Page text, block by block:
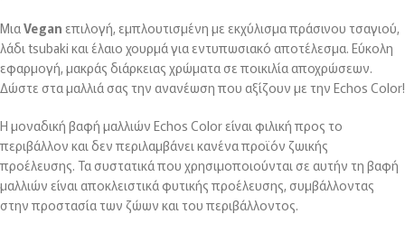
ΜιαVegan επιλογή, εμπλουτισμένη με εκχύλισμα πράσινου τσαγιού,
λάδι tsubaki και έλαιο χουρμά για εντυπωσιακό αποτέλεσμα. Εύκολη
εφαρμογή, μακράς διάρκειας χρώματα σε ποικιλία αποχρώσεων.
Δώστε στα μαλλιά σας την ανανέωση που αξίζουν με την Echos Color!
Η μοναδική βαφή μαλλιών Echos Color είναι φιλική προς το
περιβάλλον και δεν περιλαμβάνει κανένα προϊόν ζωικής
προέλευσης. Τα συστατικά που χρησιμοποιούνται σε αυτήν τη βαφή
μαλλιών είναι αποκλειστικά φυτικής προέλευσης, συμβάλλοντας
στην προστασία των ζώων και του περιβάλλοντος.